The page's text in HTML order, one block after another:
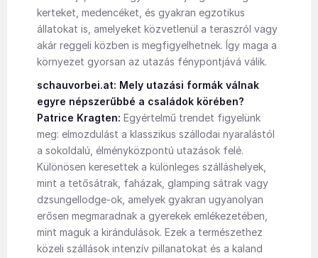
kerteket, medencéket, és gyakran egzotikus
állatokat is, amelyeket közvetlenül a teraszról vagy
akár reggeli közben is megfigyelhetnek. Így maga a
környezet gyorsan az utazás fénypontjává válik.
schauvorbei.at: Mely utazási formák válnak
egyre népszerűbbé a családok körében?
Patrice Kragten: Egyértelmű trendet figyelünk
meg: elmozdulást a klasszikus szállodai nyaralástól
a sokoldalú, élményközpontú utazások felé.
Különösen keresettek a különleges szálláshelyek,
mint a tetősátrak, faházak, glamping sátrak vagy
dzsungellodge-ok, amelyek gyakran ugyanolyan
erősen megmaradnak a gyerekek emlékezetében,
mint maguk a kirándulások. Ezek a természethez
közeli szállások intenzív pillanatokat és a kaland